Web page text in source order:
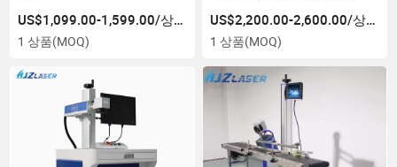
US$1,099.00-1,599.00/상품
1 상품(MOQ)
PVC 플라스틱 금속 보석 플라
스틱 섬유 레이저 마커 각인 레
이저 마킹 기계
US$2,200.00-2,600.00/상품
1 상품(MOQ)